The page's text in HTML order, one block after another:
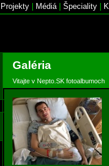
Projekty Médiá| Špeciality
Galéria
Vitajte v Nepto.SK fotoalbumoch